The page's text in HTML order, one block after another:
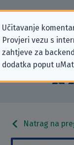
Učitavanje
Provjeri vezu s
zahtjeve za
dodatka poput
Podaci
Limited”
za
Natrag na